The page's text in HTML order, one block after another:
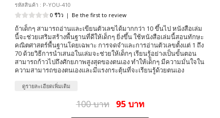
รหัสสินค้า : P-YOU-410
0 รีวิว | Be the first to review
ถ้าเด็กๆ สามารถอ่านและเขียนตัวเลขได้มากกว่า 10 ขึ้นไป หนังสือเล่ม
นี้จะช่วยเสริมสร้างพื้นฐานที่ดีให้เด็กๆ ยิ่งขึ้น ใช้หนังสือเล่มนี้สอนทักษะ
คณิตศาสตร์พื้นฐานโดยเฉพาะ การจดจำและการอ่านตัวเลขตั้งแต่ 1 ถึง
70 ด้วยวิธีการนำเสนอในเล่มจะช่วยให้เด็กๆ เรียนรู้อย่างเป็นขั้นตอน
สามารถก้าวไปถึงศักยภาพสูงสุดของตนเอง ทำให้เด็กๆ มีความมั่นใจใน
ความสามารถของตนเองและมีแรงกระตุ้นที่จะเรียนรู้ด้วยตนเอง
ดูรายละเอียดเพิ่มเติม
100 บาท 95 บาท